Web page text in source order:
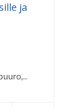
ja
ja osaaminen